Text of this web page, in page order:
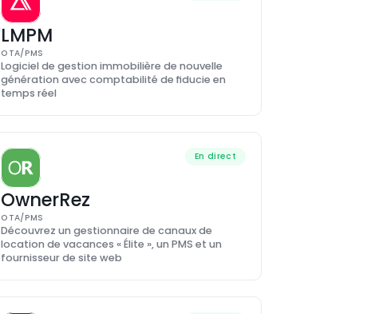
LMPM
OTA/PMS
Logiciel de gestion immobilière de nouvelle
génération avec comptabilité de fiducie en
temps réel
En direct
OwnerRez
OTA/PMS
Découvrez un gestionnaire de canaux de
location de vacances « Élite », un PMS et un
fournisseur de site web